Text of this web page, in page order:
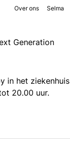
Generation
Over ons Selma
in het ziekenhuis
20.00 uur.